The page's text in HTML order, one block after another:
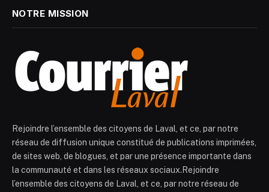
NOTRE MISSION
Rejoindre l’ensemble des citoyens de Laval, et ce, par notre
réseau de diffusion unique constitué de publications imprimées,
de sites web, de blogues, et par une présence importante dans
la communauté et dans les réseaux sociaux.Rejoindre
l’ensemble des citoyens de Laval, et ce, par notre réseau de